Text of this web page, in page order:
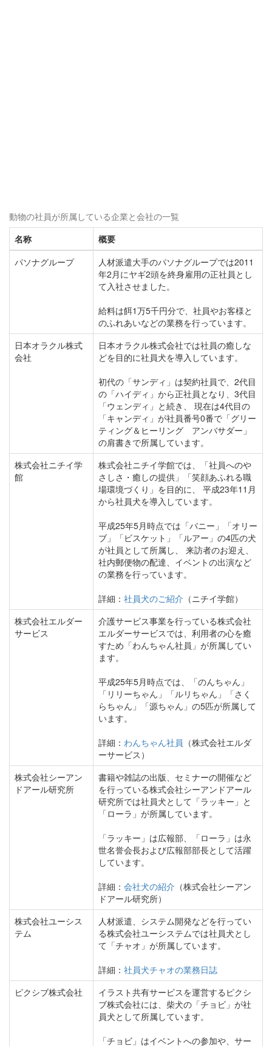
動物の社員が所属している企業と会社の一覧
名称
概要
パソナグループ
人材派遣大手のパソナグループでは2011
年2月にヤギ2頭を終身雇用の正社員とし
て入社させました。
給料は餌1万5千円分で、社員やお客様と
のふれあいなどの業務を行っています。
日本オラクル株式
会社
日本オラクル株式会社では社員の癒しな
どを目的に社員犬を導入しています。
初代の「サンディ」は契約社員で、2代目
の「ハイディ」から正社員となり、3代目
「ウェンディ」と続き、 現在は4代目の
「キャンディ」が社員番号0番で「グリー
ティング＆ヒーリング アンバサダー」
の肩書きで所属しています。
株式会社ニチイ学
館
株式会社ニチイ学館では、「社員へのや
さしさ・癒しの提供」「笑顔あふれる職
場環境づくり」を目的に、 平成23年11月
から社員犬を導入しています。
平成25年5月時点では「バニー」「オリー
ブ」「ビスケット」「ルアー」の4匹の犬
が社員として所属し、 来訪者のお迎え、
社内郵便物の配達、イベントの出演など
の業務を行っています。
詳細： 社員犬のご紹介 （ニチイ学館）
株式会社エルダー
サービス
介護サービス事業を行っている株式会社
エルダーサービスでは、利用者の心を癒
すため「わんちゃん社員」が所属してい
ます。
平成25年5月時点では、「のんちゃん」
「リリーちゃん」「ルリちゃん」「さく
らちゃん」「源ちゃん」の5匹が所属して
います。
詳細： わんちゃん社員 （株式会社エルダ
ーサービス）
株式会社シーアン
ドアール研究所
書籍や雑誌の出版、セミナーの開催など
を行っている株式会社シーアンドアール
研究所では社員犬として「ラッキー」と
「ローラ」が所属しています。
「ラッキー」は広報部、「ローラ」は永
世名誉会長および広報部部長として活躍
しています。
詳細： 会社犬の紹介 （株式会社シーアン
ドアール研究所）
株式会社ユーシス
テム
人材派遣、システム開発などを行ってい
る株式会社ユーシステムでは社員犬とし
て「チャオ」が所属しています。
詳細： 社員犬チャオの業務日誌
ピクシブ株式会社
イラスト共有サービスを運営するピクシ
ブ株式会社には、柴犬の「チョビ」が社
員犬として所属しています。
「チョビ」はイベントへの参加や、サー